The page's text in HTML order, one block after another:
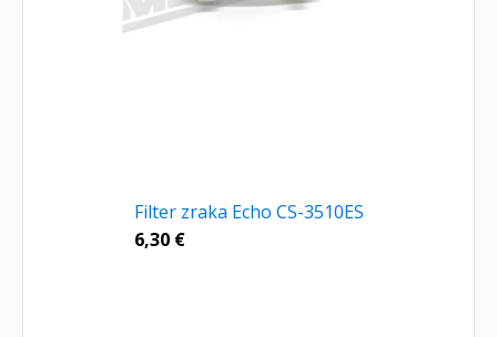
Filter zraka Echo CS-3510ES
6,30 €